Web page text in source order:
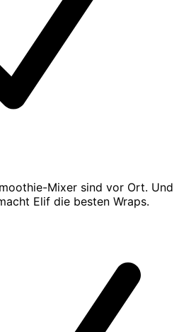
Mixer sind vor Ort. Und
Elif die besten Wraps.